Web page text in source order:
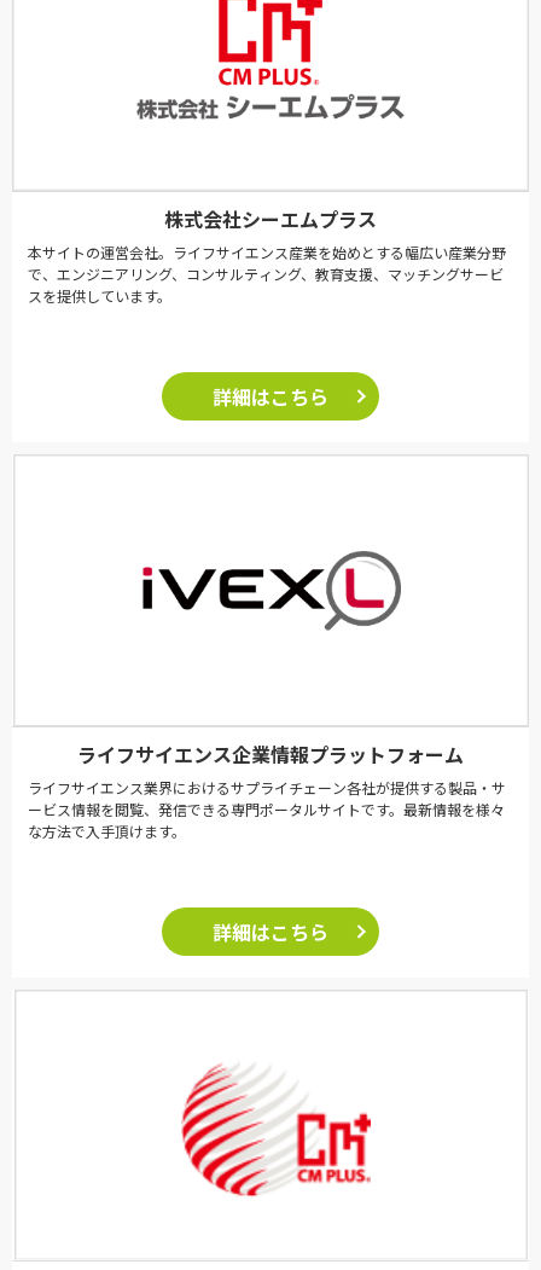
株式会社シーエムプラス
本サイトの運営会社。ライフサイエンス産業を始めとする幅広い産業分野
で、エンジニアリング、コンサルティング、教育支援、マッチングサービ
スを提供しています。
詳細はこちら
ライフサイエンス企業情報プラットフォーム
ライフサイエンス業界におけるサプライチェーン各社が提供する製品・サ
ービス情報を閲覧、発信できる専門ポータルサイトです。最新情報を様々
な方法で入手頂けます。
詳細はこちら